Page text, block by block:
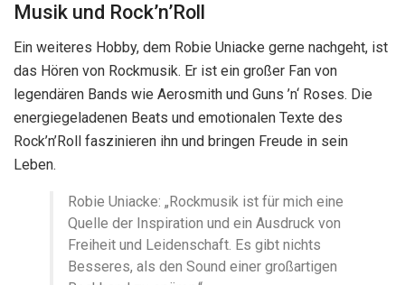
Musik und Rock’n’Roll
Ein weiteres Hobby, dem Robie Uniacke gerne nachgeht, ist
das Hören von Rockmusik. Er ist ein großer Fan von
legendären Bands wie Aerosmith und Guns ’n‘ Roses. Die
energiegeladenen Beats und emotionalen Texte des
Rock’n’Roll faszinieren ihn und bringen Freude in sein
Leben.
Robie Uniacke: „Rockmusik ist für mich eine
Quelle der Inspiration und ein Ausdruck von
Freiheit und Leidenschaft. Es gibt nichts
Besseres, als den Sound einer großartigen